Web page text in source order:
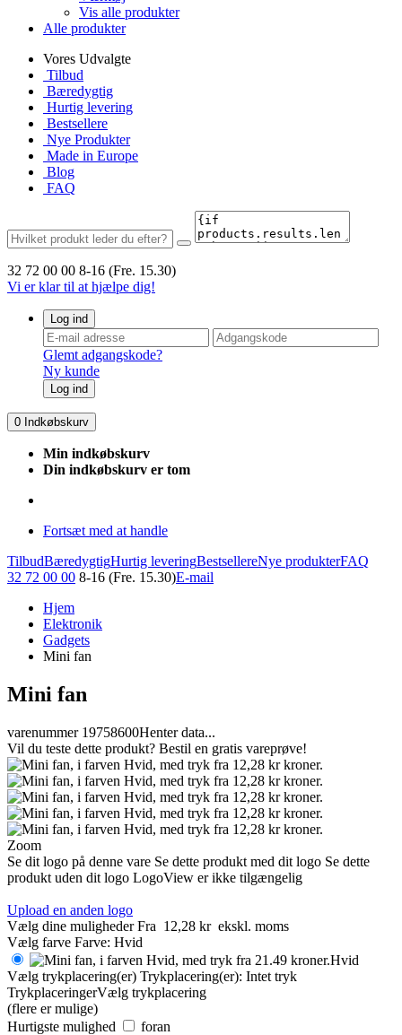
Vis alle produkter
Alle produkter
Vores Udvalgte
Tilbud
Bæredygtig
Hurtig levering
Bestsellere
Nye Produkter
Made in Europe
Blog
FAQ
32 72 00 00 8-16 (Fre. 15.30)
Vi er klar til at hjælpe dig!
Log ind
Glemt adgangskode?
Ny kunde
Log ind
0 Indkøbskurv
Min indkøbskurv
Din indkøbskurv er tom
Fortsæt med at handle
TilbudBæredygtigHurtig leveringBestsellereNye produkterFAQ
32 72 00 00 8-16 (Fre. 15.30)E-mail
Hjem
Elektronik
Gadgets
Mini fan
Mini fan
varenummer 19758600Henter data...
Vil du teste dette produkt? Bestil en gratis vareprøve!
Zoom
Se dit logo på denne vare Se dette produkt med dit logo Se dette
produkt uden dit logo LogoView er ikke tilgængelig
Upload en anden logo
Vælg dine muligheder Fra 12,28 kr ekskl. moms
Vælg farve Farve: Hvid
Hvid
Vælg trykplacering(er) Trykplacering(er): Intet tryk
TrykplaceringerVælg trykplacering
(flere er mulige)
Hurtigste mulighed
foran